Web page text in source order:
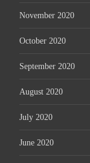
November 2020
October 2020
September 2020
August 2020
July 2020
June 2020